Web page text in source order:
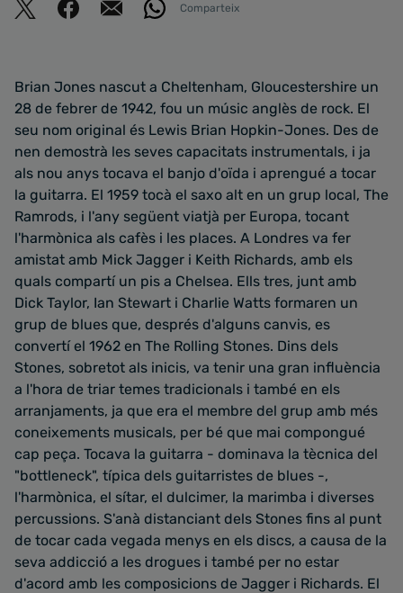
Comparteix
Brian Jones nascut a Cheltenham, Gloucestershire un
28 de febrer de 1942, fou un músic anglès de rock. El
seu nom original és Lewis Brian Hopkin-Jones. Des de
nen demostrà les seves capacitats instrumentals, i ja
als nou anys tocava el banjo d'oïda i aprengué a tocar
la guitarra. El 1959 tocà el saxo alt en un grup local, The
Ramrods, i l'any següent viatjà per Europa, tocant
l'harmònica als cafès i les places. A Londres va fer
amistat amb Mick Jagger i Keith Richards, amb els
quals compartí un pis a Chelsea. Ells tres, junt amb
Dick Taylor, Ian Stewart i Charlie Watts formaren un
grup de blues que, després d'alguns canvis, es
convertí el 1962 en The Rolling Stones. Dins dels
Stones, sobretot als inicis, va tenir una gran influència
a l'hora de triar temes tradicionals i també en els
arranjaments, ja que era el membre del grup amb més
coneixements musicals, per bé que mai compongué
cap peça. Tocava la guitarra - dominava la tècnica del
"bottleneck", típica dels guitarristes de blues -,
l'harmònica, el sítar, el dulcimer, la marimba i diverses
percussions. S'anà distanciant dels Stones fins al punt
de tocar cada vegada menys en els discs, a causa de la
seva addicció a les drogues i també per no estar
d'acord amb les composicions de Jagger i Richards. El